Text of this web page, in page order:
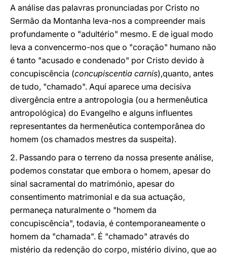
A análise das palavras pronunciadas por Cristo no
Sermão da Montanha leva-nos a compreender mais
profundamente o "adultério" mesmo. E de igual modo
leva a convencermo-nos que o "coração" humano não
é tanto "acusado e condenado" por Cristo devido à
concupiscência (concupiscentia carnis),quanto, antes
de tudo, "chamado". Aqui aparece uma decisiva
divergência entre a antropologia (ou a hermenêutica
antropológica) do Evangelho e alguns influentes
representantes da hermenêutica contemporânea do
homem (os chamados mestres da suspeita).
2. Passando para o terreno da nossa presente análise,
podemos constatar que embora o homem, apesar do
sinal sacramental do matrimónio, apesar do
consentimento matrimonial e da sua actuação,
permaneça naturalmente o "homem da
concupiscência", todavia, é contemporaneamente o
homem da "chamada". É "chamado" através do
mistério da redenção do corpo, mistério divino, que ao